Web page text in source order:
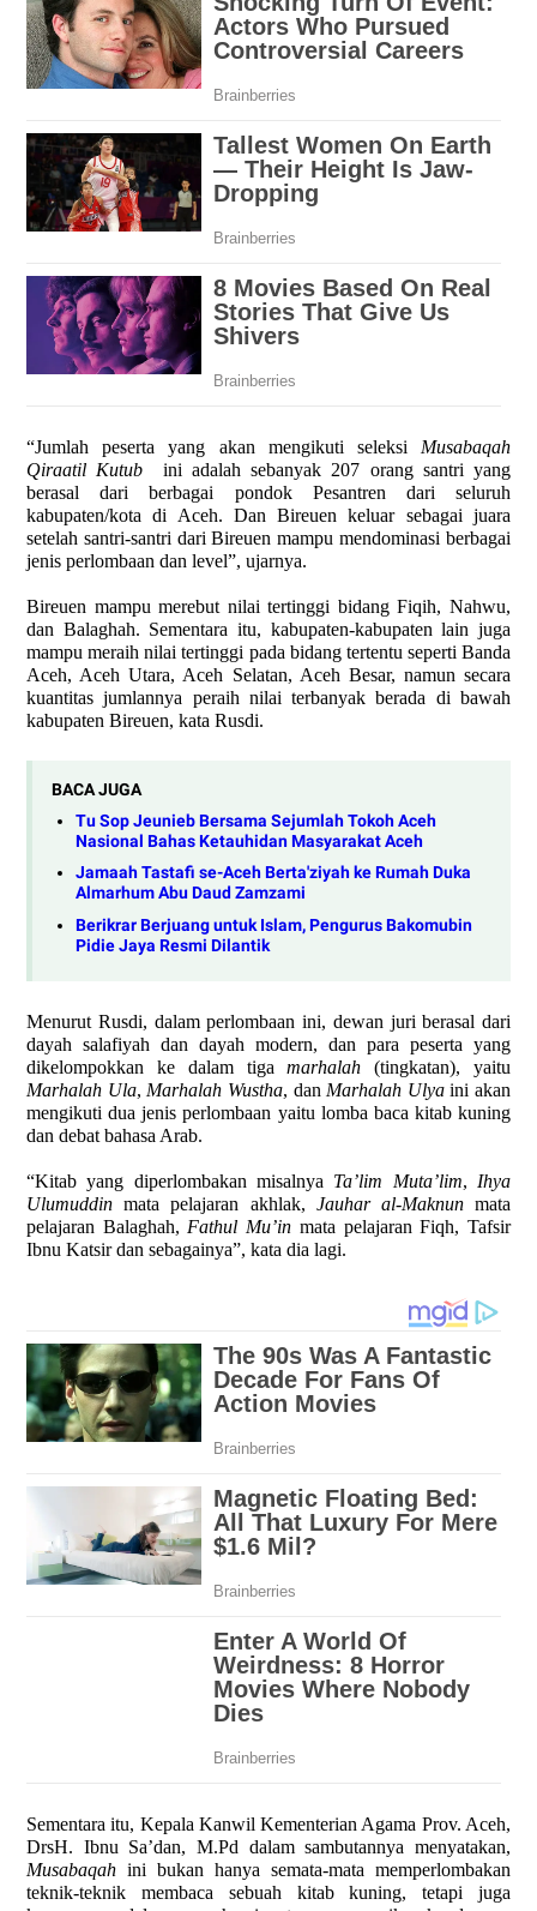
“Jumlah peserta yang akan mengikuti seleksi Musabaqah
Qiraatil Kutub
ini adalah sebanyak 207 orang santri yang
berasal dari berbagai pondok Pesantren dari seluruh
kabupaten/kota di Aceh. Dan Bireuen keluar sebagai juara
setelah santri-santri dari Bireuen mampu mendominasi berbagai
jenis perlombaan dan level”, ujarnya.
Bireuen mampu merebut nilai tertinggi bidang Fiqih, Nahwu,
dan Balaghah. Sementara itu, kabupaten-kabupaten lain juga
mampu meraih nilai tertinggi pada bidang tertentu seperti Banda
Aceh, Aceh Utara, Aceh Selatan, Aceh Besar, namun secara
kuantitas jumlannya peraih nilai terbanyak berada di bawah
kabupaten Bireuen, kata Rusdi.
BACA JUGA
Tu Sop Jeunieb Bersama Sejumlah Tokoh Aceh
Nasional Bahas Ketauhidan Masyarakat Aceh
Jamaah Tastafi se-Aceh Berta'ziyah ke Rumah Duka
Almarhum Abu Daud Zamzami
Berikrar Berjuang untuk Islam, Pengurus Bakomubin
Pidie Jaya Resmi Dilantik
Menurut Rusdi, dalam perlombaan ini, dewan juri berasal dari
dayah salafiyah dan dayah modern, dan para peserta yang
dikelompokkan ke dalam tigamarhalah(tingkatan), yaitu
Marhalah Ula, Marhalah Wustha, dan Marhalah Ulyaini akan
mengikuti dua jenis perlombaan yaitu lomba baca kitab kuning
dan debat bahasa Arab.
“Kitab yang diperlombakan misalnya Ta’lim Muta’lim, Ihya
Ulumuddinmata pelajaran akhlak, Jauhar al-Maknunmata
pelajaran Balaghah, Fathul Mu’in mata pelajaran Fiqh, Tafsir
Ibnu Katsir dan sebagainya”, kata dia lagi.
Sementara itu, Kepala Kanwil Kementerian Agama Prov. Aceh,
DrsH. Ibnu Sa’dan, M.Pd dalam sambutannya menyatakan,
Musabaqah ini bukan hanya semata-mata memperlombakan
teknik-teknik membaca sebuah kitab kuning, tetapi juga